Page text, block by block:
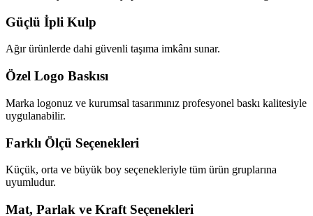
Güçlü İpli Kulp
Ağır ürünlerde dahi güvenli taşıma imkânı sunar.
Özel Logo Baskısı
Marka logonuz ve kurumsal tasarımınız profesyonel baskı kalitesiyle
uygulanabilir.
Farklı Ölçü Seçenekleri
Küçük, orta ve büyük boy seçenekleriyle tüm ürün gruplarına
uyumludur.
Mat, Parlak ve Kraft Seçenekleri